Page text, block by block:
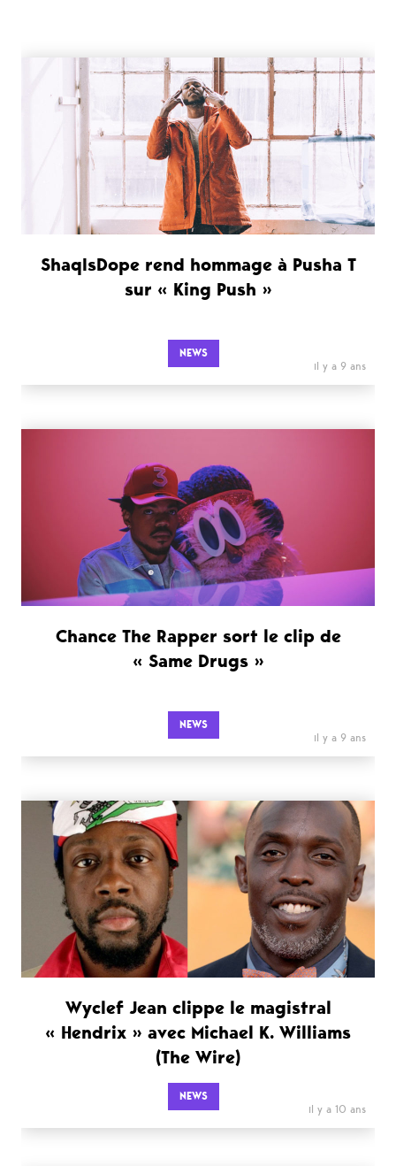
ShaqIsDope rend hommage à Pusha T
sur « King Push »
NEWS
il y a 9 ans
Chance The Rapper sort le clip de
« Same Drugs »
NEWS
il y a 9 ans
Wyclef Jean clippe le magistral
« Hendrix » avec Michael K. Williams
(The Wire)
NEWS
il y a 10 ans